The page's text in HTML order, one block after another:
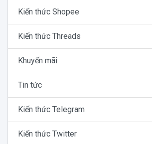
Kiến thức Shopee
Kiến thức Threads
Khuyến mãi
Tin tức
Kiến thức Telegram
Kiến thức Twitter